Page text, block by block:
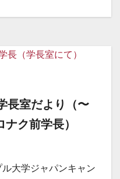
長室だより（〜
ク前学長）
大学ジャパンキャン